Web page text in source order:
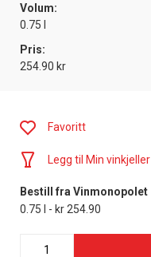
Volum:
0.75 l
Pris:
254.90 kr
Favoritt
Legg til Min vinkjeller
Bestill fra Vinmonopolet
0.75 l - kr 254.90